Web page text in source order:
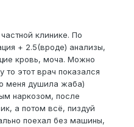
клинике. По
+ 2.5(вроде) анализы,
кровь, моча. Можно
этот врач показался
меня душила жаба)
наркозом, после
а потом всё, пиздуй
поехал без машины,